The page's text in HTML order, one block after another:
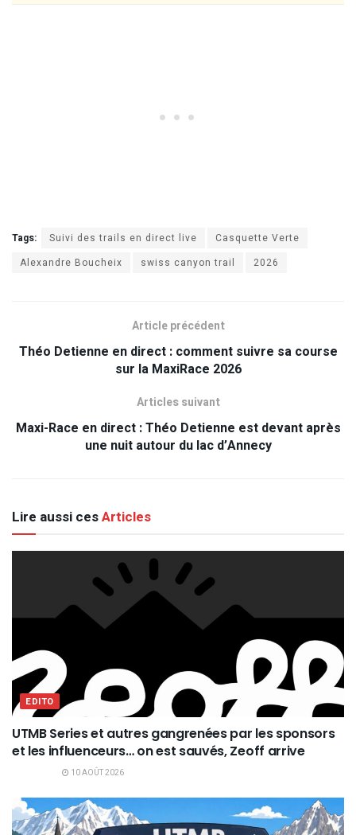
Tags: Suivi des trails en direct live
Casquette Verte
Alexandre Boucheix
swiss canyon trail 2026
Article précédent
Théo Detienne en direct : comment suivre sa course
sur la MaxiRace 2026
Articles suivant
Maxi-Race en direct : Théo Detienne est devant après
une nuit autour du lac d’Annecy
Lire aussi cesArticles
EDITO
UTMB Series et autres gangrenées par les sponsors
et les influenceurs… on est sauvés, Zeoff arrive
10 AOÛT 2026